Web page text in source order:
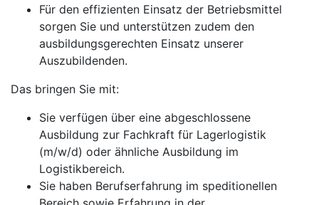
Für den effizienten Einsatz der Betriebsmittel
sorgen Sie und unterstützen zudem den
ausbildungsgerechten Einsatz unserer
Auszubildenden.
Das bringen Sie mit:
Sie verfügen über eine abgeschlossene
Ausbildung zur Fachkraft für Lagerlogistik
(m/w/d) oder ähnliche Ausbildung im
Logistikbereich.
Sie haben Berufserfahrung im speditionellen